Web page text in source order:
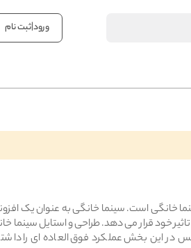
ورود|ثبت نام
خانگی است. سینما خانگی به عنوان یک
خود قرار می دهد. طراحی و استایل سینما
در این بخش عملکرد فوق العاده ای را